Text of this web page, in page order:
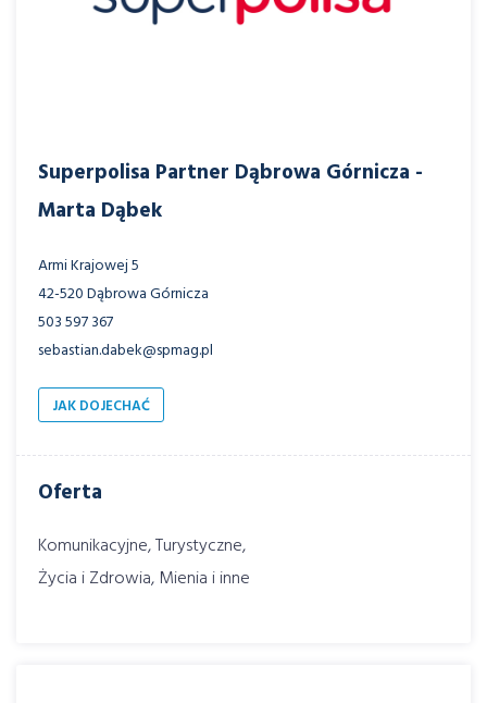
Superpolisa Partner Dąbrowa Górnicza -
Marta Dąbek
Armi Krajowej 5
42-520 Dąbrowa Górnicza
503 597 367
sebastian.dabek@spmag.pl
JAK DOJECHAĆ
Oferta
Komunikacyjne, Turystyczne,
Życia i Zdrowia, Mienia i inne